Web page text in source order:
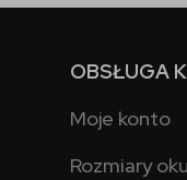
OBSŁUGA
Moje konto
Rozmiary